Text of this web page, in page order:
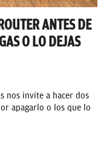
ANTES DE
O LO DEJAS
nos invite a hacer dos
apagarlo o los que lo